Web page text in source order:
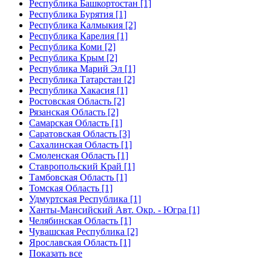
Республика Башкортостан [1]
Республика Бурятия [1]
Республика Калмыкия [2]
Республика Карелия [1]
Республика Коми [2]
Республика Крым [2]
Республика Марий Эл [1]
Республика Татарстан [2]
Республика Хакасия [1]
Ростовская Область [2]
Рязанская Область [2]
Самарская Область [1]
Саратовская Область [3]
Сахалинская Область [1]
Смоленская Область [1]
Ставропольский Край [1]
Тамбовская Область [1]
Томская Область [1]
Удмуртская Республика [1]
Ханты-Мансийский Авт. Окр. - Югра [1]
Челябинская Область [1]
Чувашская Республика [2]
Ярославская Область [1]
Показать все